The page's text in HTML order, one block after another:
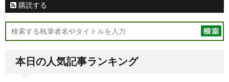
購読する
本日の人気記事ランキング